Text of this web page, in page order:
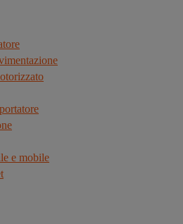
e mobile